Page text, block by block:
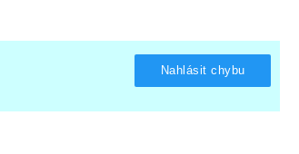
Nahlásit chybu